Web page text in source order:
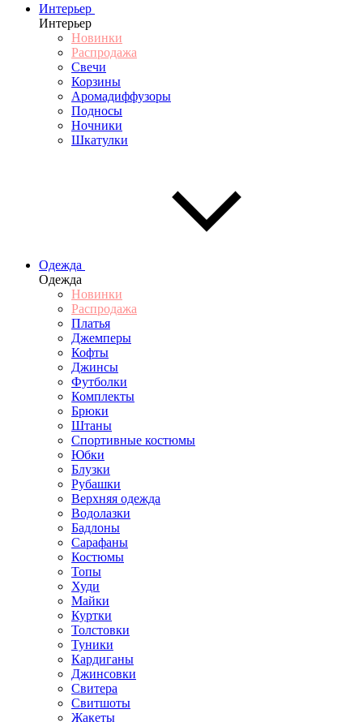
Интерьер
Интерьер
Новинки
Распродажа
Свечи
Корзины
Аромадиффузоры
Подносы
Ночники
Шкатулки
Одежда
Одежда
Новинки
Распродажа
Платья
Джемперы
Кофты
Джинсы
Футболки
Комплекты
Брюки
Штаны
Спортивные костюмы
Юбки
Блузки
Рубашки
Верхняя одежда
Водолазки
Бадлоны
Сарафаны
Костюмы
Топы
Худи
Майки
Куртки
Толстовки
Туники
Кардиганы
Джинсовки
Свитера
Свитшоты
Жакеты